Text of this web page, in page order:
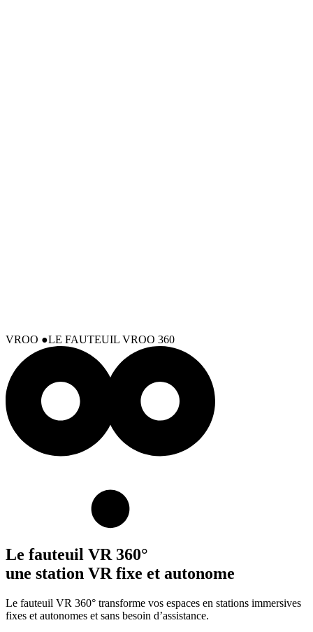
VROO LE FAUTEUIL VROO 360
Le fauteuil VR 360°
une station VR fixe et autonome
Le fauteuil VR 360° transforme vos espaces en stations immersives
fixes et autonomes et sans besoin d’assistance.